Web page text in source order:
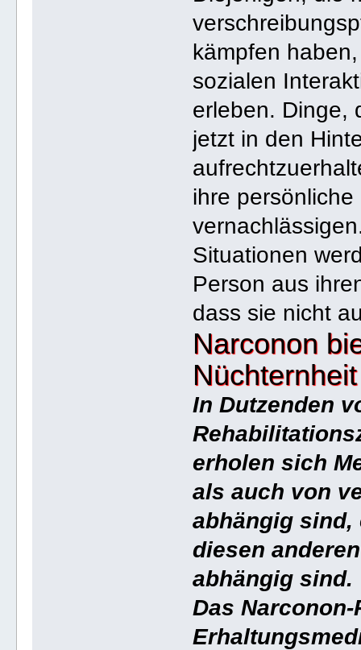
kämpfen
sozialen
erleben. Dinge,
jetzt in den
ihre
Situationen
Person aus
dass sie nicht
Narconon
Nüchternheit
In Dutzenden
erholen sich
als auch von
abhängig sind,
diesen
abhängig sind.
Das